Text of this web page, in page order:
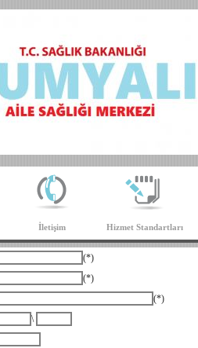
İletişim Hizmet Standartları
(*)
(*)
(*)
\